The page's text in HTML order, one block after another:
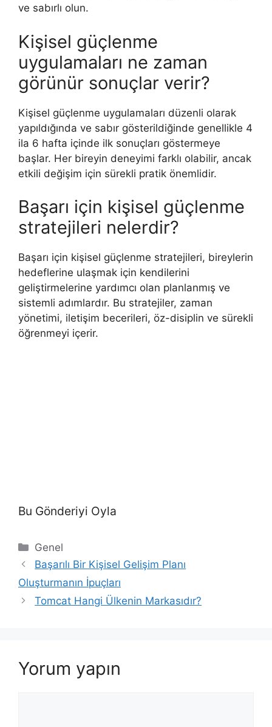
ve sabırlı olun.
Kişisel güçlenme
uygulamaları ne zaman
görünür sonuçlar verir?
Kişisel güçlenme uygulamaları düzenli olarak
yapıldığında ve sabır gösterildiğinde genellikle 4
ila 6 hafta içinde ilk sonuçları göstermeye
başlar. Her bireyin deneyimi farklı olabilir, ancak
etkili değişim için sürekli pratik önemlidir.
Başarı için kişisel güçlenme
stratejileri nelerdir?
Başarı için kişisel güçlenme stratejileri, bireylerin
hedeflerine ulaşmak için kendilerini
geliştirmelerine yardımcı olan planlanmış ve
sistemli adımlardır. Bu stratejiler, zaman
yönetimi, iletişim becerileri, öz-disiplin ve sürekli
öğrenmeyi içerir.
Bu Gönderiyi Oyla
Kategoriler
Genel
Başarılı Bir Kişisel Gelişim Planı
Oluşturmanın İpuçları
Tomcat Hangi Ülkenin Markasıdır?
Yorum yapın